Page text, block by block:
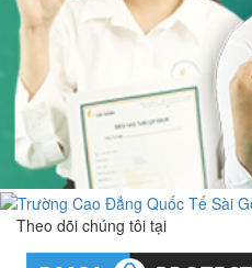
Theo dõi chúng tôi tại